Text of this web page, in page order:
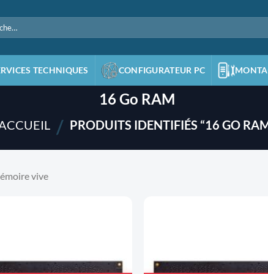
TECHNIQUES CONFIGURATEUR PC
16 Go RAM
/ PRODUITS IDENTIFIÉS “16 GO
vive
D'ENVIES